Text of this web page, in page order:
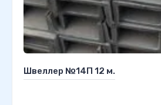
Швеллер №14П 12 м.